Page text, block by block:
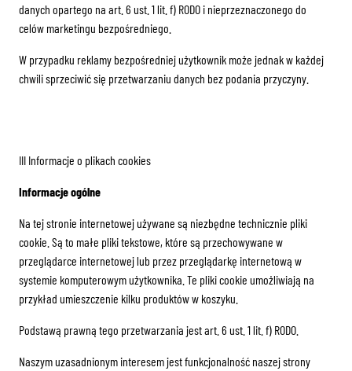
danych opartego na art. 6 ust. 1 lit. f) RODO i nieprzeznaczonego do
celów marketingu bezpośredniego.
W przypadku reklamy bezpośredniej użytkownik może jednak w każdej
chwili sprzeciwić się przetwarzaniu danych bez podania przyczyny.
III Informacje o plikach cookies
Informacje ogólne
Na tej stronie internetowej używane są niezbędne technicznie pliki
cookie. Są to małe pliki tekstowe, które są przechowywane w
przeglądarce internetowej lub przez przeglądarkę internetową w
systemie komputerowym użytkownika. Te pliki cookie umożliwiają na
przykład umieszczenie kilku produktów w koszyku.
Podstawą prawną tego przetwarzania jest art. 6 ust. 1 lit. f) RODO.
Naszym uzasadnionym interesem jest funkcjonalność naszej strony